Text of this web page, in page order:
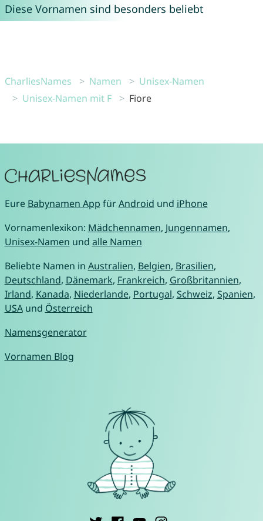
Diese Vornamen sind besonders beliebt
CharliesNames Namen
Unisex-Namen
Unisex-Namen mit F
Fiore
Eure Babynamen App fürAndroid und iPhone
Vornamenlexikon: Mädchennamen, Jungennamen,
Unisex-Namen und alle Namen
Beliebte Namen in Australien, Belgien, Brasilien,
Deutschland, Dänemark, Frankreich, Großbritannien,
Irland, Kanada, Niederlande, Portugal, Schweiz, Spanien,
USAund Österreich
Namensgenerator
Vornamen Blog